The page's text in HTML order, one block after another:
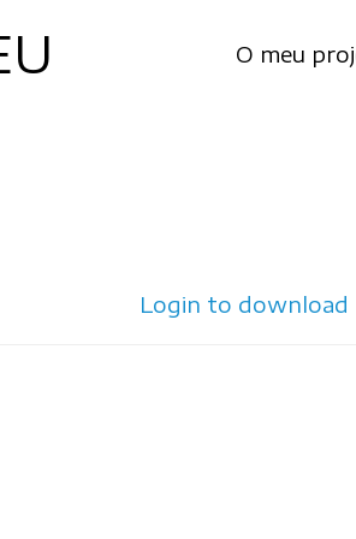
O meu
Login to download